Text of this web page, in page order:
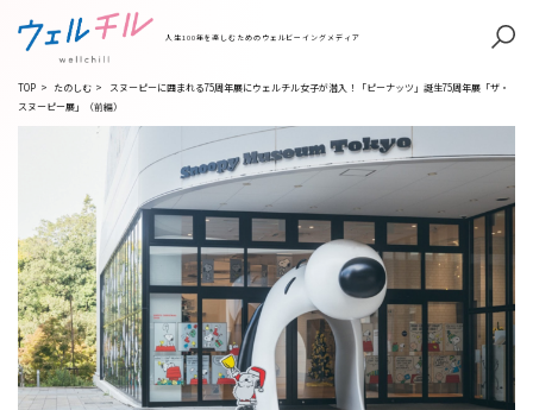
人生100年を楽しむためのウェルビーイングメディア
TOP > たのしむ >
スヌーピーに囲まれる75周年展にウェルチル女子が潜入！「ピーナッツ」誕生75周年展「ザ・
スヌーピー展」（前編）